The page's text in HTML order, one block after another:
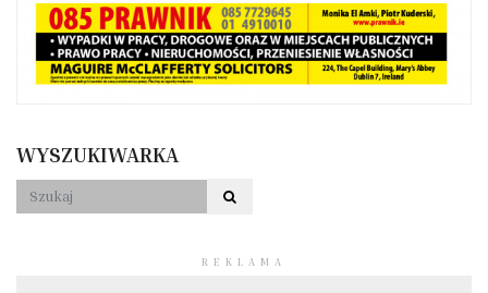
WYSZUKIWARKA
REKLAMA